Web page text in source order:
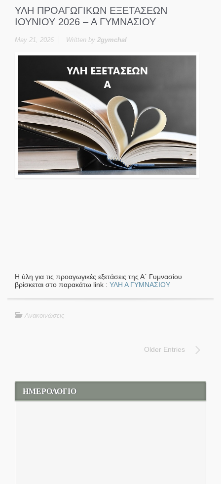
ΥΛΗ ΠΡΟΑΓΩΓΙΚΩΝ ΕΞΕΤΑΣΕΩΝ
ΙΟΥΝΙΟΥ 2026 – Α ΓΥΜΝΑΣΙΟΥ
May 21, 2026 Written by 2gymchal
Η ύλη για τις προαγωγικές εξετάσεις της Α΄ Γυμνασίου
βρίσκεται στο παρακάτω link : ΥΛΗ Α ΓΥΜΝΑΣΙΟΥ
Ανακοινώσεις
Older Entries
ΗΜΕΡΟΛΟΓΙΟ